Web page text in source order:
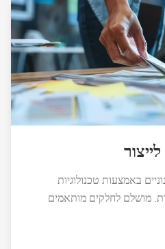
באמצעות טכנולוגיות
מושלם לחלקים מותאמים